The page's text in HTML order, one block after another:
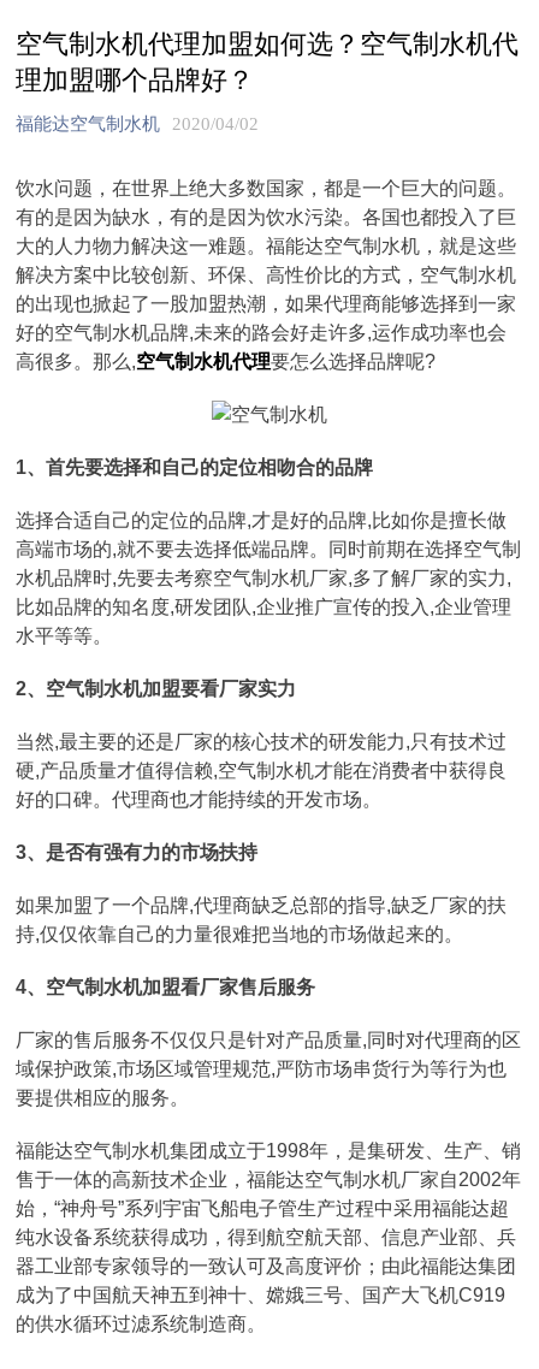
空气制水机代理加盟如何选？空气制水机代
理加盟哪个品牌好？
福能达空气制水机 2020/04/02
饮水问题，在世界上绝大多数国家，都是一个巨大的问题。
有的是因为缺水，有的是因为饮水污染。各国也都投入了巨
大的人力物力解决这一难题。福能达空气制水机，就是这些
解决方案中比较创新、环保、高性价比的方式，空气制水机
的出现也掀起了一股加盟热潮，如果代理商能够选择到一家
好的空气制水机品牌,未来的路会好走许多,运作成功率也会
高很多。那么,空气制水机代理要怎么选择品牌呢?
1、首先要选择和自己的定位相吻合的品牌
选择合适自己的定位的品牌,才是好的品牌,比如你是擅长做
高端市场的,就不要去选择低端品牌。同时前期在选择空气制
水机品牌时,先要去考察空气制水机厂家,多了解厂家的实力,
比如品牌的知名度,研发团队,企业推广宣传的投入,企业管理
水平等等。
2、空气制水机加盟要看厂家实力
当然,最主要的还是厂家的核心技术的研发能力,只有技术过
硬,产品质量才值得信赖,空气制水机才能在消费者中获得良
好的口碑。代理商也才能持续的开发市场。
3、是否有强有力的市场扶持
如果加盟了一个品牌,代理商缺乏总部的指导,缺乏厂家的扶
持,仅仅依靠自己的力量很难把当地的市场做起来的。
4、空气制水机加盟看厂家售后服务
厂家的售后服务不仅仅只是针对产品质量,同时对代理商的区
域保护政策,市场区域管理规范,严防市场串货行为等行为也
要提供相应的服务。
福能达空气制水机集团成立于1998年，是集研发、生产、销
售于一体的高新技术企业，福能达空气制水机厂家自2002年
始，“神舟号”系列宇宙飞船电子管生产过程中采用福能达超
纯水设备系统获得成功，得到航空航天部、信息产业部、兵
器工业部专家领导的一致认可及高度评价；由此福能达集团
成为了中国航天神五到神十、嫦娥三号、国产大飞机C919
的供水循环过滤系统制造商。